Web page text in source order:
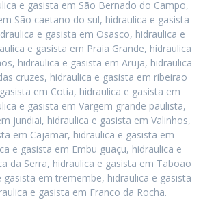
e gasista em São Bernado do Campo,
São caetano do sul, hidraulica e gasista
e gasista em Osasco, hidraulica e
e gasista em Praia Grande, hidraulica
hidraulica e gasista em Aruja, hidraulica
cruzes, hidraulica e gasista em ribeirao
em Cotia, hidraulica e gasista em
e gasista em Vargem grande paulista,
jundiai, hidraulica e gasista em Valinhos,
em Cajamar, hidraulica e gasista em
e gasista em Embu guaçu, hidraulica e
da Serra, hidraulica e gasista em Taboao
gasista em tremembe, hidraulica e gasista
e gasista em Franco da Rocha.